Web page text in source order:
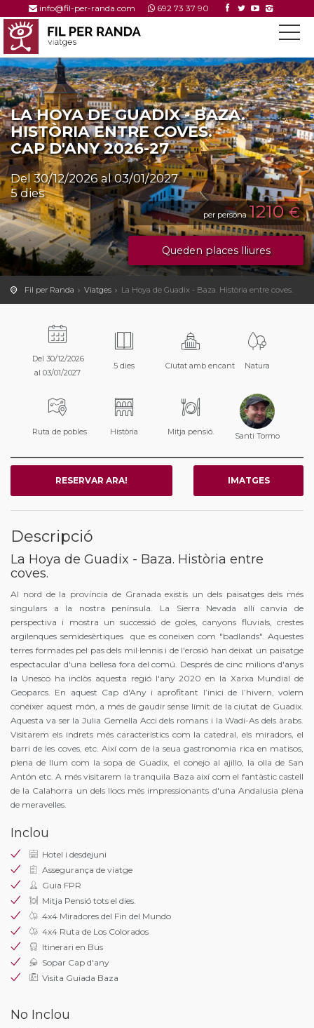
info@fil-per-randa.com 692 73 37 90
LA HOYA DE GUADIX - BAZA.
HISTÒRIA ENTRE COVES.
CAP D'ANY 2026-27
Del 30/12/2026 al 03/01/2027
5 dies
per persona1210€
Queden places lliures
Fil per Randa Viatges La Hoya de Guadix - Baza. Història entre coves.
Del 30/12/2026
al 03/01/2027
5 dies Ciutat amb encant Natura
Ruta de pobles Història Mitja pensió. Santi Tormo
RESERVAR ARA! IMATGES
Descripció
La Hoya de Guadix - Baza. Història entre
coves.
Al nord de la província de Granada existís un dels paisatges dels més
singulars a la nostra península. La Sierra Nevada allí canvia de
perspectiva i mostra un successió de goles, canyons fluvials, crestes
argilenques semidesèrtiques que es coneixen com "badlands". Aquestes
terres formades pel pas dels mil·lennis i de l'erosió han deixat un paisatge
espectacular d'una bellesa fora del comú. Després de cinc milions d'anys
la Unesco ha inclòs aquesta regió l'any 2020 en la Xarxa Mundial de
Geoparcs. En aquest Cap d'Any i aprofitant l’inici de l’hivern, volem
conéixer aquest món, a més de gaudir sense límit de la ciutat de Guadix.
Aquesta va ser la Julia Gemella Acci dels romans i la Wadi-As dels àrabs.
Visitarem els indrets més característics com la catedral, els miradors, el
barri de les coves, etc. Així com de la seua gastronomia rica en matisos,
plena de llum com la sopa de Guadix, el conejo al ajillo, la olla de San
Antón etc. A més visitarem la tranquila Baza així com el fantàstic castell
de la Calahorra un dels llocs més impressionants d'una Andalusia plena
de meravelles.
Inclou
Hotel i desdejuni
Assegurança de viatge
Guia FPR
Mitja Pensió tots el dies.
4x4 Miradores del Fin del Mundo
4x4 Ruta de Los Colorados
Itinerari en Bus
Sopar Cap d'any
Visita Guiada Baza
No Inclou